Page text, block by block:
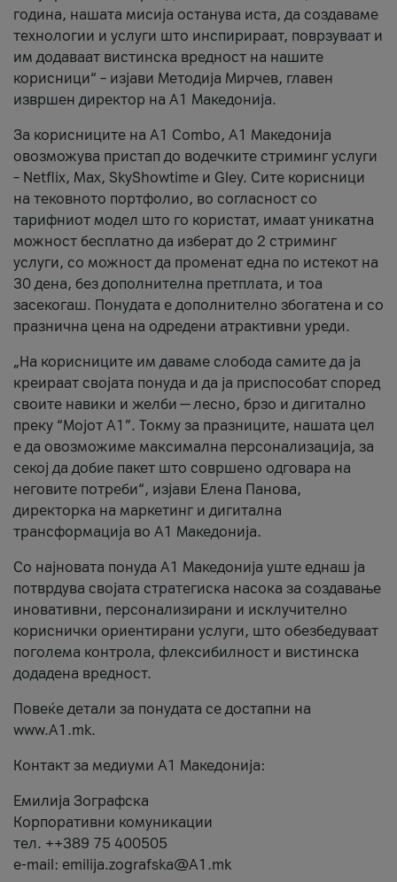
година, нашата мисија останува иста, да создаваме
технологии и услуги што инспирираат, поврзуваат и
им додаваат вистинска вредност на нашите
корисници“ – изјави Методија Мирчев, главен
извршен директор на А1 Македонија.
За корисниците на A1 Combo, А1 Македонија
овозможува пристап до водечките стриминг услуги
– Netflix, Max, SkyShowtime и Gley. Сите корисници
на тековното портфолио, во согласност со
тарифниот модел што го користат, имаат уникатна
можност бесплатно да изберат до 2 стриминг
услуги, со можност да променат една по истекот на
30 дена, без дополнителна претплата, и тоа
засекогаш. Понудата е дополнително збогатена и со
празнична цена на одредени атрактивни уреди.
„На корисниците им даваме слобода самите да ја
креираат својата понуда и да ја приспособат според
своите навики и желби — лесно, брзо и дигитално
преку “Мојот А1”. Токму за празниците, нашата цел
е да овозможиме максимална персонализација, за
секој да добие пакет што совршено одговара на
неговите потреби“, изјави Елена Панова,
директорка на маркетинг и дигитална
трансформација во А1 Македонија.
Со најновата понуда А1 Македонија уште еднаш ја
потврдува својата стратегиска насока за создавање
иновативни, персонализирани и исклучително
кориснички ориентирани услуги, што обезбедуваат
поголема контрола, флексибилност и вистинска
додадена вредност.
Повеќе детали за понудата се достапни на
www.А1.mk.
Контакт за медиуми А1 Македонија:
Емилија Зографска
Корпоративни комуникации
тел. ++389 75 400505
e-mail: emilija.zografska@A1.mk